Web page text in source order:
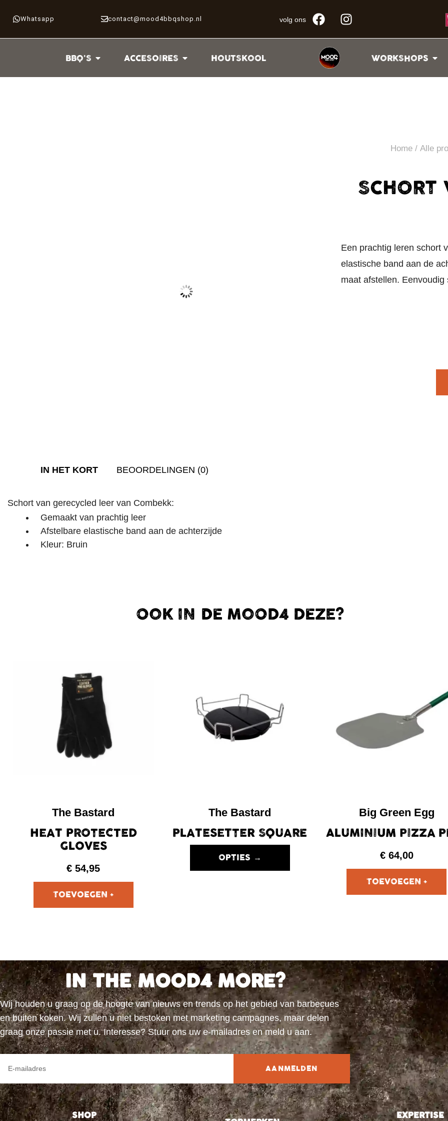
Whatsapp contact@mood4bbqshop.nl volg ons
BBQ'S ACCESOIRES HOUTSKOOL WORKSHOPS
Home / Alle
SCHORT
Een prachtig leren schort
elastische band aan de
maat afstellen.
IN HET KORT BEOORDELINGEN (0)
Schort van gerecycled leer van Combekk:
Gemaakt van prachtig leer
Afstelbare elastische band aan de achterzijde
Kleur: Bruin
OOK IN DE MOOD4 DEZE?
The Bastard
HEAT PROTECTED
GLOVES
€ 54,95
The Bastard
PLATESETTER SQUARE
OPTIES →
Big Green Egg
ALUMINIUM PIZZA
€ 64,00
IN THE MOOD4 MORE?
Wij houden u graag op de hoogte van nieuws en trends op het gebied van barbecues
en buiten koken. Wij zullen u niet bestoken met marketing campagnes, maar delen
graag onze passie met u. Interesse? Stuur ons uw e-mailadres en meld u aan.
AANMELDEN
SHOP EXPERTISE